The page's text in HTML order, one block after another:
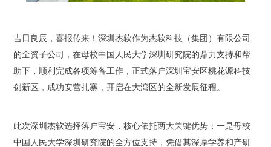
吉日良辰，喜报传来！深圳杰软作为杰软科技（集团）有限公司
的全资子公司，在母校中国人民大学深圳研究院的鼎力支持和帮
助下，顺利完成各项筹备工作，正式落户深圳宝安区桃花源科技
创新区，成功安营扎寨，开启在大湾区的全新发展征程。
此次深圳杰软选择落户宝安，核心依托两大关键优势：一是母校
中国人民大学深圳研究院的全方位支持，凭借其深厚学养和产研